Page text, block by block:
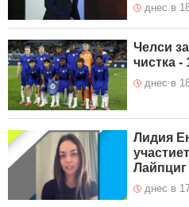
днес в
Челси
чистка -
днес в
Лидия
Лайпциг
днес в